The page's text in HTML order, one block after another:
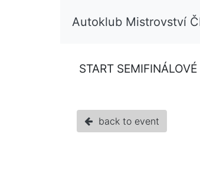
Autoklub Mistrovství
START
back to event